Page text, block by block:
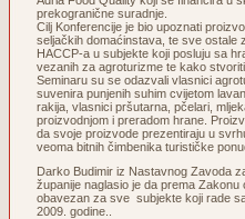
prekogranične suradnje.
Cilj Konferencije je bio upoznati
seljačkih domaćinstava, te sve ostale
HACCP-a u subjekte koji posluju sa
vezanih za agroturizme te kako
Seminaru su se odazvali vlasnici
suvenira punjenih suhim cvijetom
rakija, vlasnici pršutarna, pčelari,
proizvodnjom i preradom hrane.
da svoje proizvode prezentiraju u
veoma bitnih čimbenika turističke
Darko Budimir iz Nastavnog Zavoda
županije naglasio je da prema
obavezan za sve subjekte koji rade
2009. godine..